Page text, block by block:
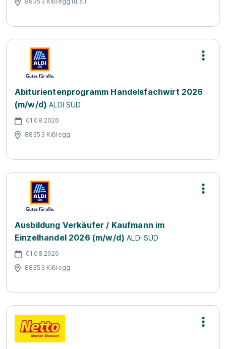
Abiturientenprogramm Handelsfachwirt 2026
(m/w/d) ALDI SÜD
01.08.2026
88353 Kißlegg
Ausbildung Verkäufer / Kaufmann im
Einzelhandel 2026 (m/w/d) ALDI SÜD
01.08.2026
88353 Kißlegg